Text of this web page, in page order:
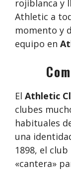
rojiblanca y
Athletic a
momento y
equipo en
El Athletic
clubes
habituales
una
1898, el
«cantera»